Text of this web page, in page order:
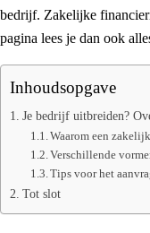
bedrijf. Zakelijke
pagina lees je dan ook
Inhoudsopgave
Je bedrijf uitbreiden?
Waarom een
Verschillende
Tips voor het
Tot slot